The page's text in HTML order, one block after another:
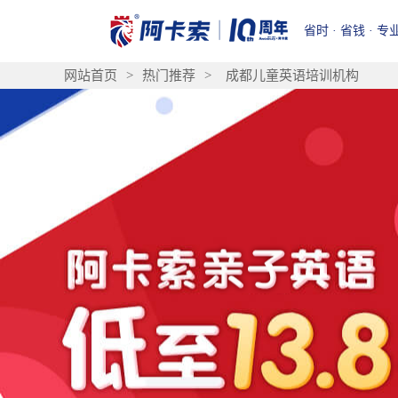
省时 · 省钱 · 专
网站首页 > 热门推荐 > 成都儿童英语培训机构